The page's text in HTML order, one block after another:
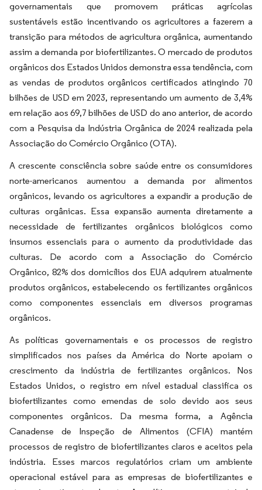
governamentais que promovem práticas agrícolas
sustentáveis estão incentivando os agricultores a fazerem a
transição para métodos de agricultura orgânica, aumentando
assim a demanda por biofertilizantes. O mercado de produtos
orgânicos dos Estados Unidos demonstra essa tendência, com
as vendas de produtos orgânicos certificados atingindo 70
bilhões de USD em 2023, representando um aumento de 3,4%
em relação aos 69,7 bilhões de USD do ano anterior, de acordo
com a Pesquisa da Indústria Orgânica de 2024 realizada pela
Associação do Comércio Orgânico (OTA).
A crescente consciência sobre saúde entre os consumidores
norte-americanos aumentou a demanda por alimentos
orgânicos, levando os agricultores a expandir a produção de
culturas orgânicas. Essa expansão aumenta diretamente a
necessidade de fertilizantes orgânicos biológicos como
insumos essenciais para o aumento da produtividade das
culturas. De acordo com a Associação do Comércio
Orgânico, 82% dos domicílios dos EUA adquirem atualmente
produtos orgânicos, estabelecendo os fertilizantes orgânicos
como componentes essenciais em diversos programas
orgânicos.
As políticas governamentais e os processos de registro
simplificados nos países da América do Norte apoiam o
crescimento da indústria de fertilizantes orgânicos. Nos
Estados Unidos, o registro em nível estadual classifica os
biofertilizantes como emendas de solo devido aos seus
componentes orgânicos. Da mesma forma, a Agência
Canadense de Inspeção de Alimentos (CFIA) mantém
processos de registro de biofertilizantes claros e aceitos pela
indústria. Esses marcos regulatórios criam um ambiente
operacional estável para as empresas de biofertilizantes e